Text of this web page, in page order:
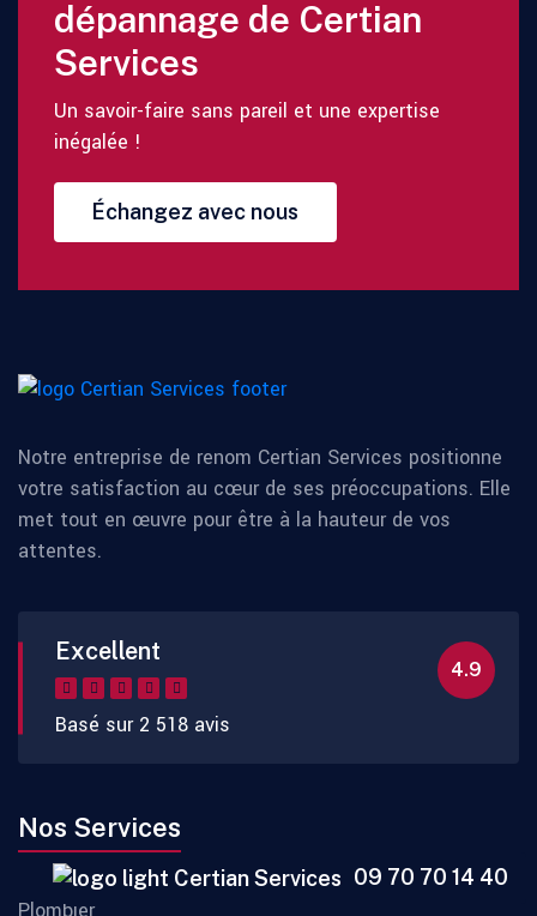
dépannage de Certian
Services
Un savoir-faire sans pareil et une expertise
inégalée !
Échangez avec nous
Notre entreprise de renom Certian Services positionne
votre satisfaction au cœur de ses préoccupations. Elle
met tout en œuvre pour être à la hauteur de vos
attentes.
Excellent
Basé sur 2 518 avis
4.9
Nos Services
09 70 70 14 40